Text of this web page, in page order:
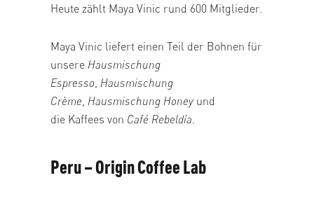
Heute zählt Maya Vinic rund 600 Mitglieder.
Maya Vinic liefert einen Teil der Bohnen für
unsere Hausmischung
Espresso Hausmischung
Crème Hausmischung Honey und
die Kaffees von Café Rebeldía
Peru – Origin Coffee Lab